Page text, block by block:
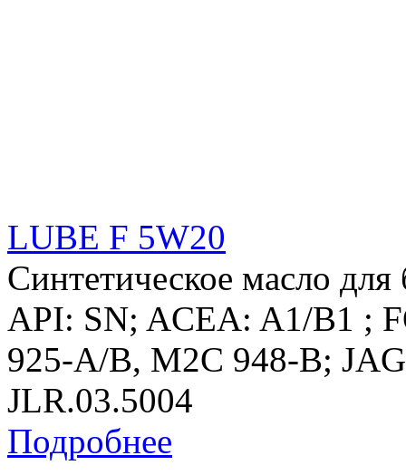
LUBE F 5W20
Синтетическое масло
API: SN; ACEA: A1/B1 ;
925-A/B, M2C 948-B;
JLR.03.5004
Подробнее